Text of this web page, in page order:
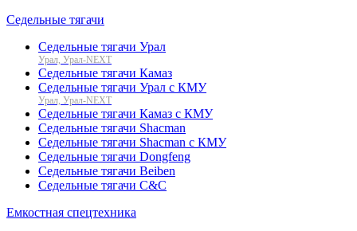
Седельные тягачи
Седельные тягачи Урал
Урал, Урал-NEXT
Седельные тягачи Камаз
Седельные тягачи Урал с КМУ
Урал, Урал-NEXT
Седельные тягачи Камаз с КМУ
Седельные тягачи Shacman
Седельные тягачи Shacman с КМУ
Седельные тягачи Dongfeng
Седельные тягачи Beiben
Седельные тягачи C&C
Емкостная спецтехника